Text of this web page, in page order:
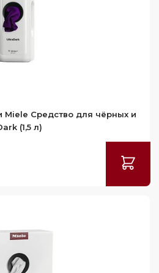
Miele Средство для чёрных и
(1,5 л)